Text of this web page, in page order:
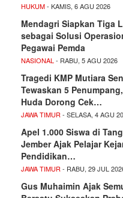
HUKUM- KAMIS, 6 AGU 2026
Mendagri Siapkan Tiga
sebagai Solusi
Pegawai Pemda
NASIONAL - RABU, 5 AGU 2026
Tragedi KMP Mutiara
Tewaskan 5
Huda Dorong Cek…
JAWA TIMUR - SELASA, 4 AGU
Apel 1.000 Siswa di
Jember Ajak Pelajar
Pendidikan…
JAWA TIMUR - RABU, 29 JUL
Gus Muhaimin Ajak